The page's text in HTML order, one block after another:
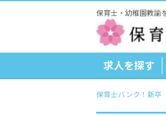
保育士・幼稚園教諭
求人を探す
保育士バンク！新卒